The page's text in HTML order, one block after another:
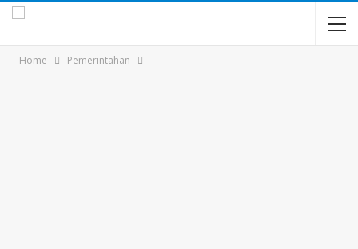
Home Pemerintahan